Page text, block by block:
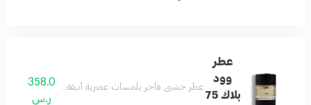
عطر
وود
بلاك 75
عطر خشبي فاخر بلمسات عصرية أنيقة، مثالي للأمسيات
358.0
ر.س